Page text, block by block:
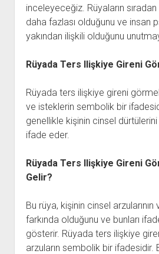
inceleyeceğiz. Rüyaların
daha fazlası olduğunu ve insan
yakından ilişkili olduğunu
Rüyada Ters Ilişkiye Gireni
Rüyada ters ilişkiye gireni
ve isteklerin sembolik bir
genellikle kişinin cinsel
ifade eder.
Rüyada Ters Ilişkiye Gireni
Gelir?
Bu rüya, kişinin cinsel
farkında olduğunu ve bunları
gösterir. Rüyada ters ilişkiye
arzuların sembolik bir ifadesidir.